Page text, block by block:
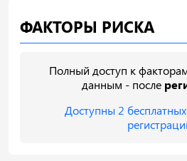
ФАКТОРЫ РИСКА
Полный доступ к
данным - после
Доступны 2